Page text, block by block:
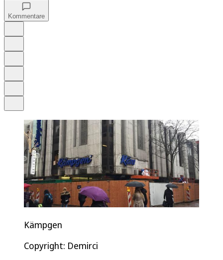
Kommentare
Kämpgen
Copyright: Demirci